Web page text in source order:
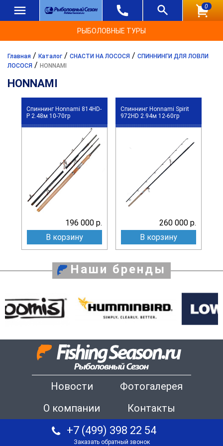
0
РЫБОЛОВНЫЕ ТУРЫ
Главная / Каталог / СНАСТИ НА ЛОСОСЯ / СПИННИНГИ ДЛЯ ЛОВЛИ
ЛОСОСЯ / HONNAMI
HONNAMI
Спиннинг Honnami 814HD-
P 2.48м 10-70гр
196 000 р.
В корзину
Спиннинг Honnami Spirit
972HD 2.94м 12-60гр
260 000 р.
В корзину
Наши бренды
Новости
Фотогалерея
О компании
Контакты
+7 (499) 398 22 54
Заказать обратный звонок